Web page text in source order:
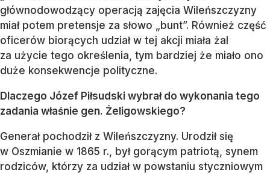
głównodowodzący operacją zajęcia Wileńszczyzny
miał potem pretensje za słowo „bunt”. Również część
oficerów biorących udział w tej akcji miała żal
za użycie tego określenia, tym bardziej że miało ono
duże konsekwencje polityczne.
Dlaczego Józef Piłsudski wybrał do wykonania tego
zadania właśnie gen. Żeligowskiego?
Generał pochodził z Wileńszczyzny. Urodził się
w Oszmianie w 1865 r., był gorącym patriotą, synem
rodziców, którzy za udział w powstaniu styczniowym